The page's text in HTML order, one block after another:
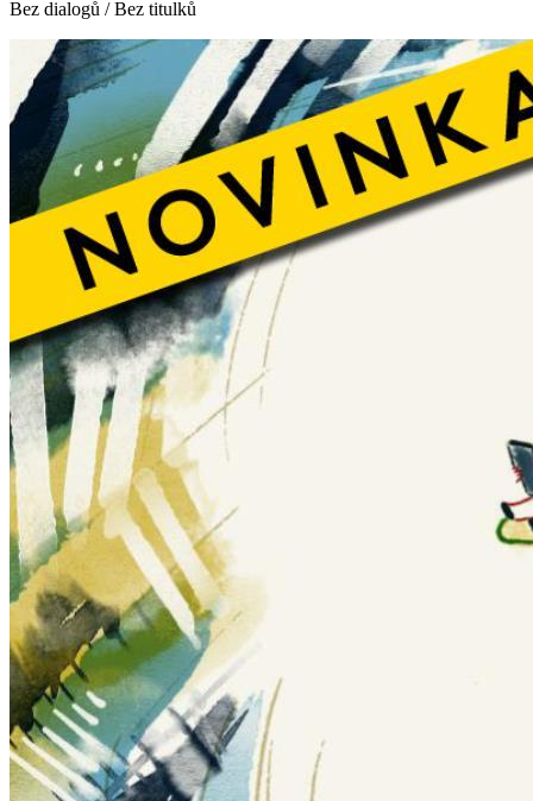
Bez dialogů / Bez titulků